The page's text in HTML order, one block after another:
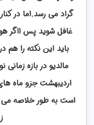
گراد می رسد.اما در
غافل شوید پس ااگر
باید این نکته را هم
مالدیو در بازه زمانی
اردیبهشت جزو ماه
است به طور خلاصه می